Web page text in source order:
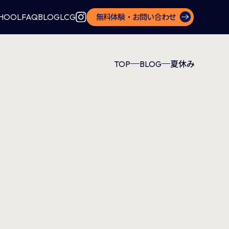
FAQBLOGLCG 無料体験・お問い合わせ
TOP BLOG 夏休み